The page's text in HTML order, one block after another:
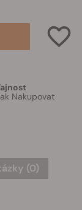
Nakupovat
(0)